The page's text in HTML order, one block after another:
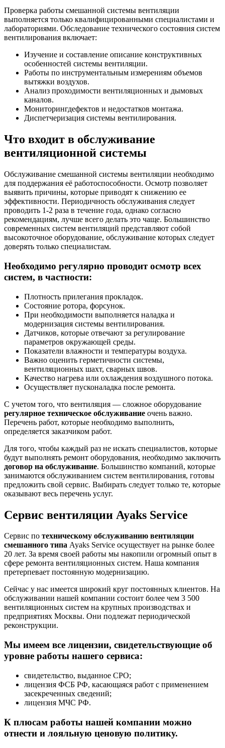
Проверка работы смешанной системы вентиляции
выполняется только квалифицированными специалистами и
лабораториями. Обследование технического состояния систем
вентилирования включает:
Изучение и составление описание конструктивных
особенностей системы вентиляции.
Работы по инструментальным измерениям объемов
вытяжки воздухов.
Анализ проходимости вентиляционных и дымовых
каналов.
Мониторингдефектов и недостатков монтажа.
Диспетчеризация системы вентилирования.
Что входит в обслуживание
вентиляционной системы
Обслуживание смешанной системы вентиляции необходимо
для поддержания её работоспособности. Осмотр позволяет
выявить причины, которые приводят к снижению ее
эффективности. Периодичность обслуживания следует
проводить 1-2 раза в течение года, однако согласно
рекомендациям, лучше всего делать это чаще. Большинство
современных систем вентиляций представляют собой
высокоточное оборудование, обслуживание которых следует
доверять только специалистам.
Необходимо регулярно проводит осмотр всех
систем, в частности:
Плотность прилегания прокладок.
Состояние ротора, форсунок.
При необходимости выполняется наладка и
модернизация системы вентилирования.
Датчиков, которые отвечают за регулирование
параметров окружающей среды.
Показатели влажности и температуры воздуха.
Важно оценить герметичности системы,
вентиляционных шахт, сварных швов.
Качество нагрева или охлаждения воздушного потока.
Осуществляет пусконаладка после ремонта.
С учетом того, что вентиляция — сложное оборудование
регулярное техническое обслуживание очень важно.
Перечень работ, которые необходимо выполнить,
определяется заказчиком работ.
Для того, чтобы каждый раз не искать специалистов, которые
будут выполнять ремонт оборудования, необходимо заключить
договор на обслуживание. Большинство компаний, которые
занимаются обслуживанием систем вентилирования, готовы
предложить свой сервис. Выбирать следует только те, которые
оказывают весь перечень услуг.
Сервис вентиляции Ayaks Service
Сервис по техническому обслуживанию вентиляции
смешанного типа Ayaks Service осуществует на рынке более
20 лет. За время своей работы мы накопили огромный опыт в
сфере ремонта вентиляционных систем. Наша компания
претерпевает постоянную модернизацию.
Сейчас у нас имеется широкий круг постоянных клиентов. На
обслуживании нашей компании состоит более чем 3 500
вентиляционных систем на крупных производствах и
предприятиях Москвы. Они подлежат периодической
реконструкции.
Мы имеем все лицензии, свидетельствующие об
уровне работы нашего сервиса:
свидетельство, выданное СРО;
лицензия ФСБ РФ, касающаяся работ с применением
засекреченных сведений;
лицензия МЧС РФ.
К плюсам работы нашей компании можно
отнести и лояльную ценовую политику.